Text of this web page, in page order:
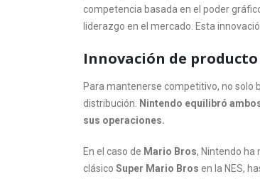
competencia basada en el poder
liderazgo en el mercado. Esta
Innovación de producto
Para mantenerse competitivo, no solo
distribución. Nintendo equilibró
sus operaciones.
En el caso de Mario Bros, Nintendo ha
clásico Super Mario Bros en la NES,